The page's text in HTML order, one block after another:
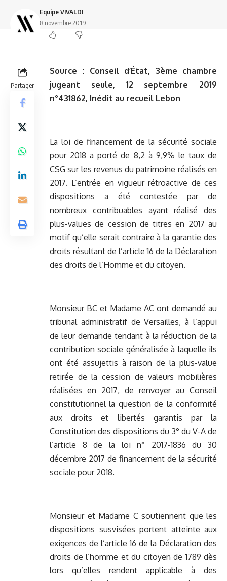
Equipe VIVALDI
8 novembre 2019
Partager
Source : Conseil d’État, 3ème chambre
jugeant seule, 12 septembre 2019
n°431862, Inédit au recueil Lebon
La loi de financement de la sécurité sociale
pour 2018 a porté de 8,2 à 9,9% le taux de
CSG sur les revenus du patrimoine réalisés en
2017. L’entrée en vigueur rétroactive de ces
dispositions a été contestée par de
nombreux contribuables ayant réalisé des
plus-values de cession de titres en 2017 au
motif qu’elle serait contraire à la garantie des
droits résultant de l’article 16 de la Déclaration
des droits de l’Homme et du citoyen.
Monsieur BC et Madame AC ont demandé au
tribunal administratif de Versailles, à l’appui
de leur demande tendant à la réduction de la
contribution sociale généralisée à laquelle ils
ont été assujettis à raison de la plus-value
retirée de la cession de valeurs mobilières
réalisées en 2017, de renvoyer au Conseil
constitutionnel la question de la conformité
aux droits et libertés garantis par la
Constitution des dispositions du 3° du V-A de
l’article 8 de la loi n° 2017-1836 du 30
décembre 2017 de financement de la sécurité
sociale pour 2018.
Monsieur et Madame C soutiennent que les
dispositions susvisées portent atteinte aux
exigences de l’article 16 de la Déclaration des
droits de l’homme et du citoyen de 1789 dès
lors qu’elles rendent applicable à des